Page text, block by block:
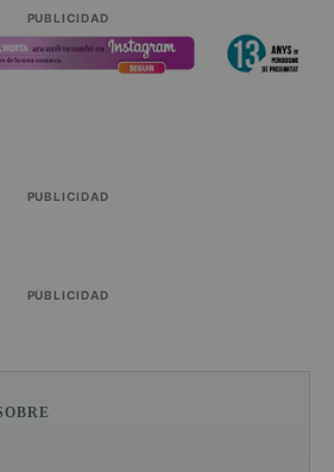
PUBLICIDAD
PUBLICIDAD
PUBLICIDAD